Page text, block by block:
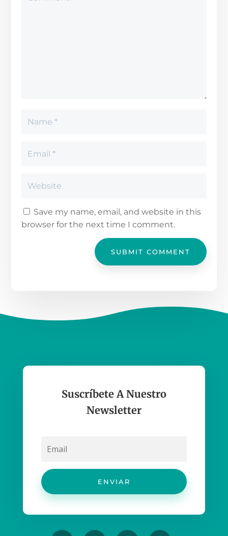
Save my name, email, and website in this
browser for the next time I comment.
SUBMIT COMMENT
Suscríbete A Nuestro
Newsletter
ENVIAR